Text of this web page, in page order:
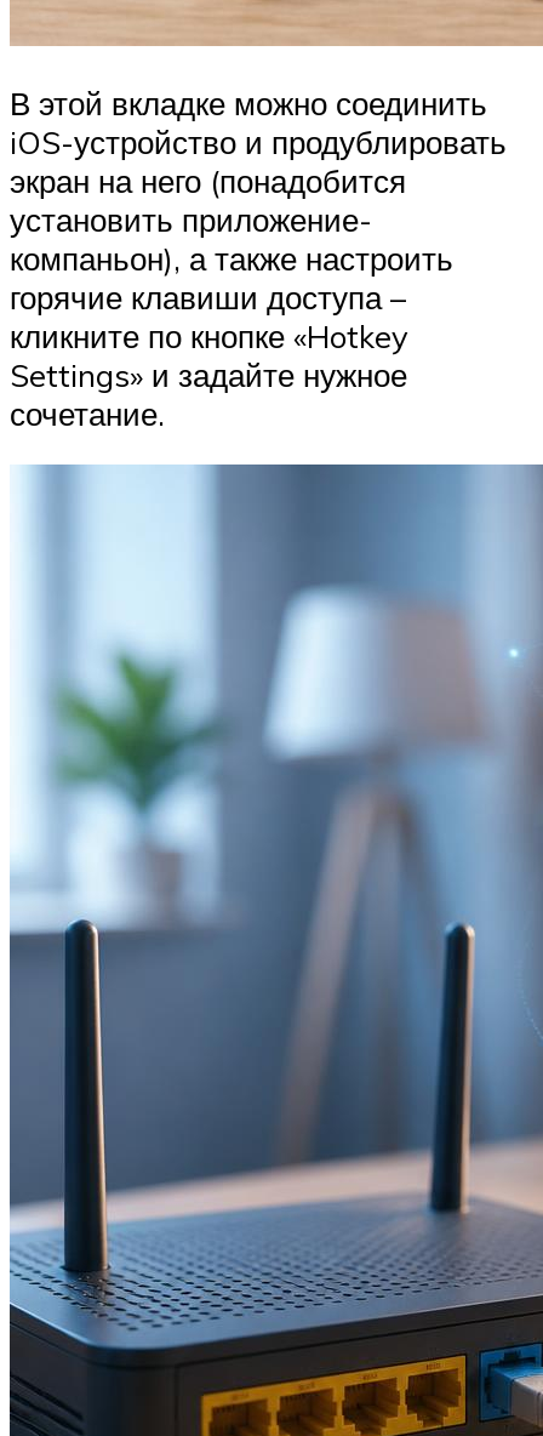
В этой вкладке можно соединить
iOS-устройство и продублировать
экран на него (понадобится
установить приложение-
компаньон), а также настроить
горячие клавиши доступа –
кликните по кнопке «Hotkey
Settings» и задайте нужное
сочетание.